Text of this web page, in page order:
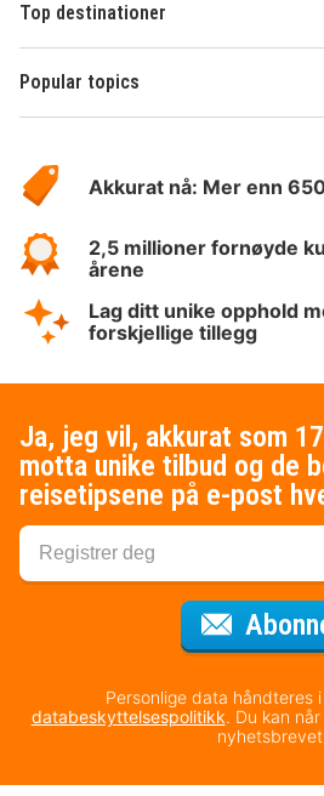
Top destinationer
Popular topics
Hotelspecials
Akkurat nå: Mer enn
2,5 millioner fornøyde
årene
Lag ditt unike opphold
forskjellige tillegg
Ja, jeg vil, akkurat som
motta unike tilbud og de
reisetipsene på e-post
Personlige data håndteres
databeskyttelsespolitikk. Du kan
nyhetsbrevet.